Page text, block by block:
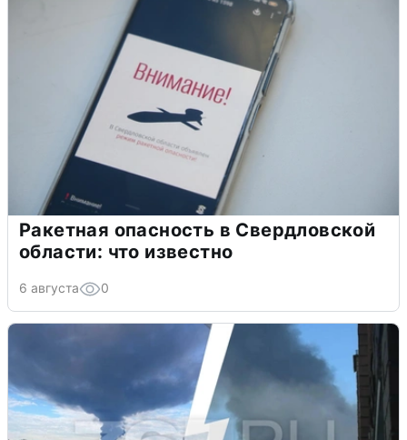
Ракетная опасность в Свердловской
области: что известно
6 августа 0